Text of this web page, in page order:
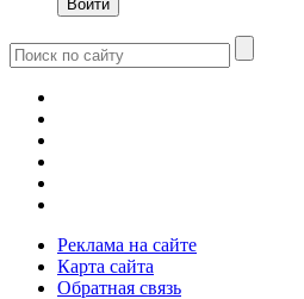
Реклама на сайте
Карта сайта
Обратная связь